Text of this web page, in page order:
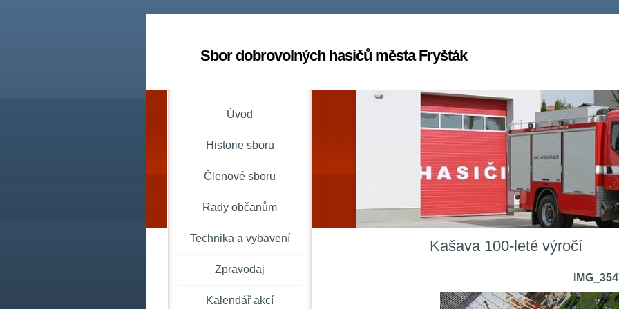
Sbor dobrovolných hasičů města Fryšták
Kašava 100-leté výročí
Úvod
Historie sboru
Členové sboru
Rady občanům
Technika a vybavení
Zpravodaj
Kalendář akcí